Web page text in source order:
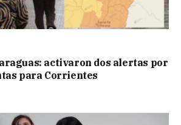
activaron dos alertas por
para Corrientes